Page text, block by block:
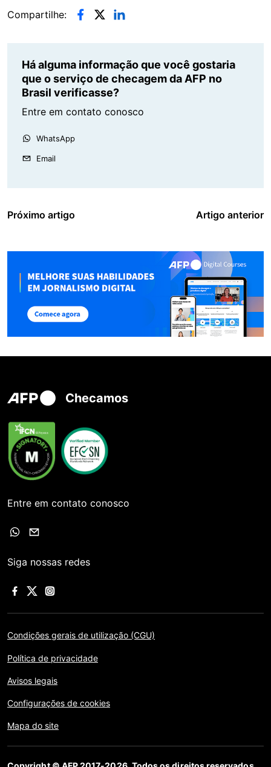
Compartilhe:
Há alguma informação que você gostaria
que o serviço de checagem da AFP no
Brasil verificasse?
Entre em contato conosco
WhatsApp
Email
Próximo artigo Artigo anterior
Checamos
Entre em contato conosco
Siga nossas redes
Condições gerais de utilização (CGU)
Política de privacidade
Avisos legais
Configurações de cookies
Mapa do site